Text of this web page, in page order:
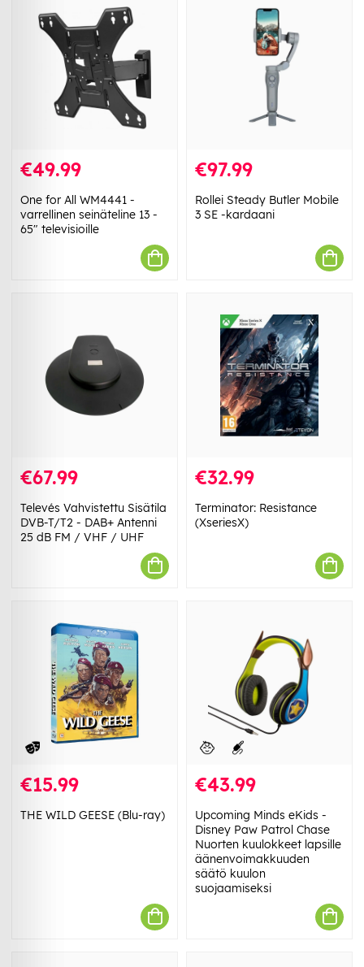
€49.99
One for All WM4441 -
varrellinen seinäteline 13 -
65" televisioille
€97.99
Rollei Steady Butler Mobile
3 SE -kardaani
€67.99
Televés Vahvistettu Sisätila
DVB-T/T2 - DAB+ Antenni
25 dB FM / VHF / UHF
€32.99
Terminator: Resistance
(XseriesX)
€15.99
THE WILD GEESE (Blu-ray)
€43.99
Upcoming Minds eKids -
Disney Paw Patrol Chase
Nuorten kuulokkeet lapsille
äänenvoimakkuuden
säätö kuulon
suojaamiseksi